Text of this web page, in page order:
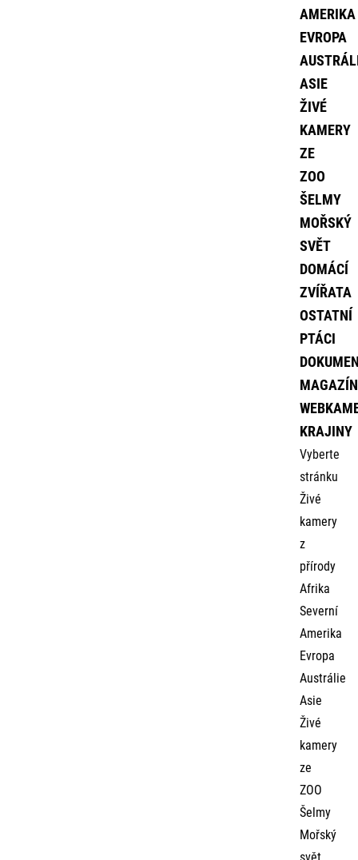
AMERIKA
EVROPA
ASIE
ŽIVÉ
KAMERY
ZE
ZOO
ŠELMY
MOŘSKÝ
SVĚT
DOMÁCÍ
ZVÍŘATA
OSTATNÍ
PTÁCI
MAGAZÍN
KRAJINY
Vyberte
stránku
Živé
kamery
z
přírody
Afrika
Severní
Amerika
Evropa
Austrálie
Asie
Živé
kamery
ze
ZOO
Šelmy
Mořský